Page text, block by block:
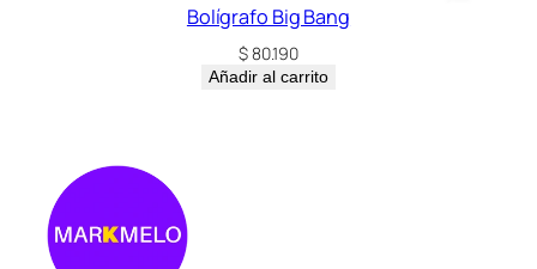
Bolígrafo Big Bang
$80.190
Añadir al carrito